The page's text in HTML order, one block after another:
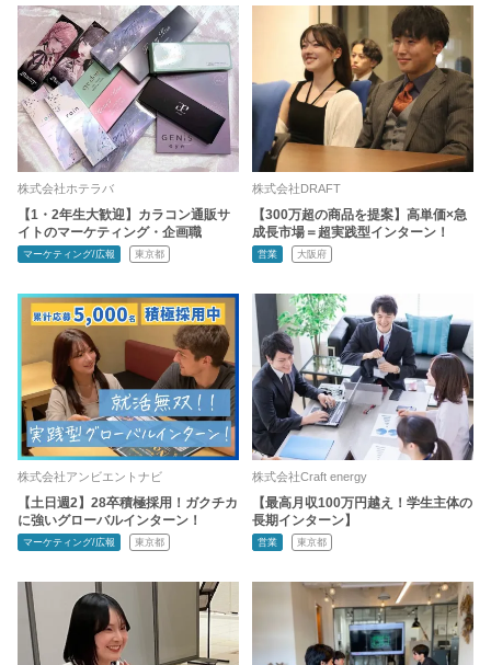
株式会社ホテラバ
【1・2年生大歓迎】カラコン通販サ
イトのマーケティング・企画職
マーケティング/広報 東京都
株式会社DRAFT
【300万超の商品を提案】高単価×急
成長市場＝超実践型インターン！
営業 大阪府
株式会社アンビエントナビ
【土日週2】28卒積極採用！ガクチカ
に強いグローバルインターン！
マーケティング/広報 東京都
株式会社Craft energy
【最高月収100万円越え！学生主体の
長期インターン】
営業 東京都